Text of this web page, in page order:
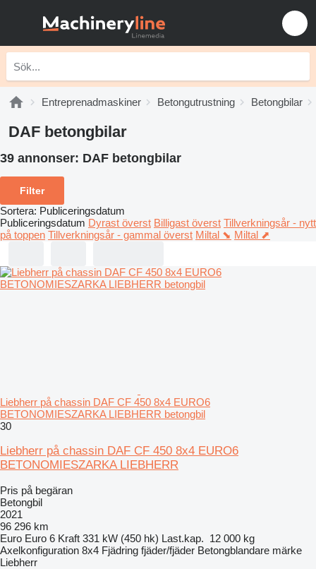
Entreprenadmaskiner Betongutrustning Betongbilar
DAF betongbilar
39 annonser: DAF betongbilar
Filter
Sortera: Publiceringsdatum
Publiceringsdatum Dyrast överst Billigast överst Tillverkningsår - nytt
på toppen Tillverkningsår - gammal överst Miltal ⬊ Miltal ⬈
Liebherr på chassin DAF CF 450 8x4 EURO6
BETONOMIESZARKA LIEBHERR betongbil
30
Liebherr på chassin DAF CF 450 8x4 EURO6
BETONOMIESZARKA LIEBHERR
Pris på begäran
Betongbil
2021
96 296 km
Euro Euro 6 Kraft 331 kW (450 hk) Last.kap. 12 000 kg
Axelkonfiguration 8x4 Fjädring fjäder/fjäder Betongblandare märke
Liebherr